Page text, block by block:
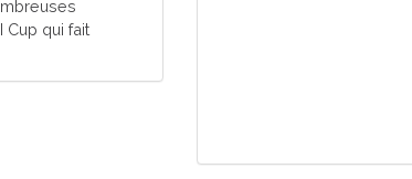
Cup qui fait